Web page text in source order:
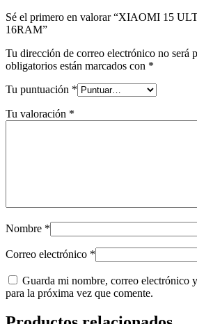
Sé el primero en valorar “XIAOMI 15
16RAM”
Tu dirección de correo electrónico no será
obligatorios están marcados con *
Tu puntuación *
Tu valoración *
Nombre *
Correo electrónico *
Guarda mi nombre, correo electrónico
para la próxima vez que comente.